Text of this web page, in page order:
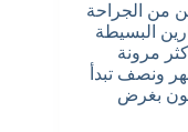
من الجراحة
البسيطة
مرونة
ونصف تبدأ
بغرض